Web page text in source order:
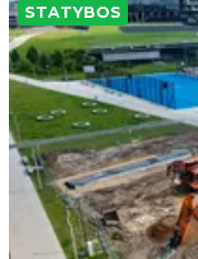
STATYBOS